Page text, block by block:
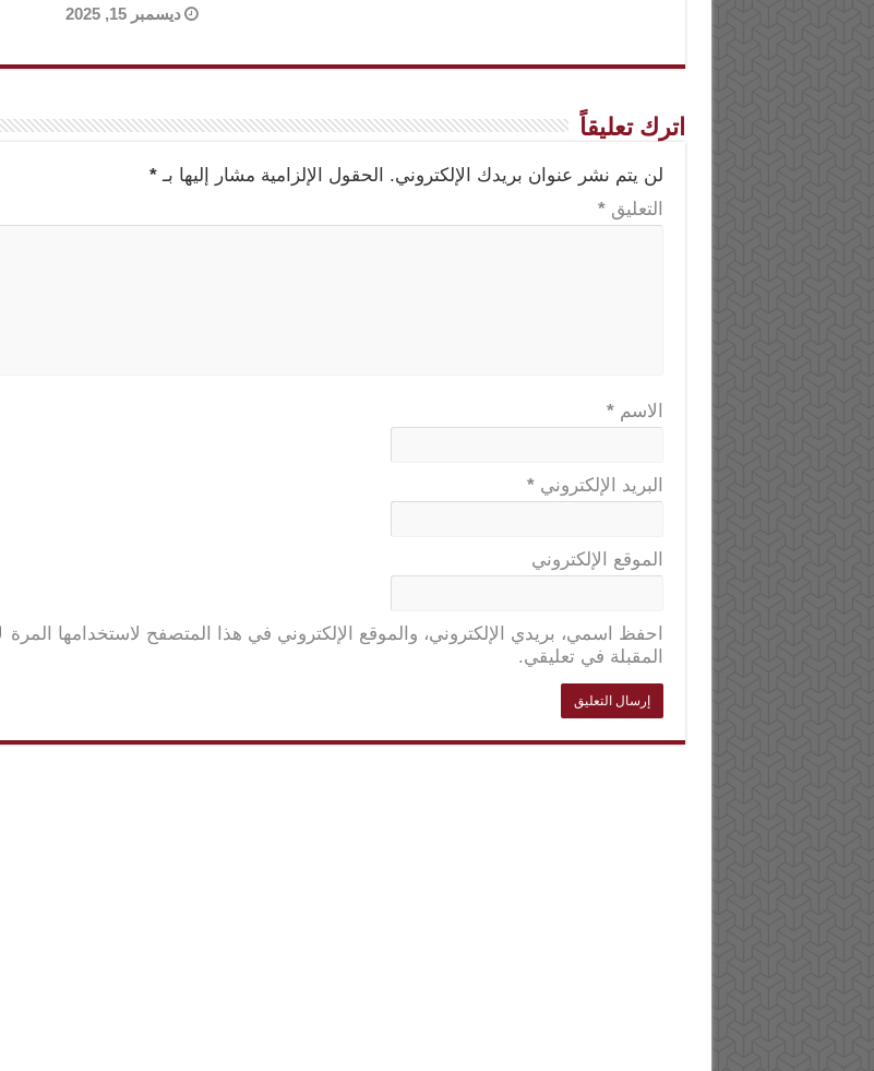
ديسمبر 15, 2025
اترك تعليقاً
لن يتم نشر عنوان بريدك الإلكتروني. الحقول الإلزامية مشار إليها بـ*
التعليق*
الاسم*
البريد الإلكتروني*
الموقع الإلكتروني
احفظ اسمي، بريدي الإلكتروني، والموقع الإلكتروني في هذا المتصفح لاستخدامها المرة
المقبلة في تعليقي.